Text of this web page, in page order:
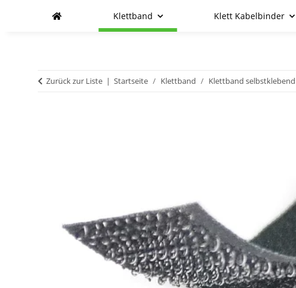
Klettband Klett Kabelbinder
Zurück zur Liste Startseite Klettband Klettband selbstklebend